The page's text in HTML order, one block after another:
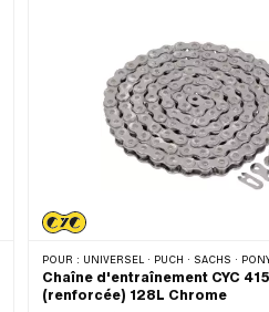
POUR : UNIVERSEL · PUCH · SACHS · PONY / CILO (BÊTA 521 & 512) · ZÜNDAPP BELMONDO ·
Chaîne d'entraînement CYC
(renforcée) 128L Chrome